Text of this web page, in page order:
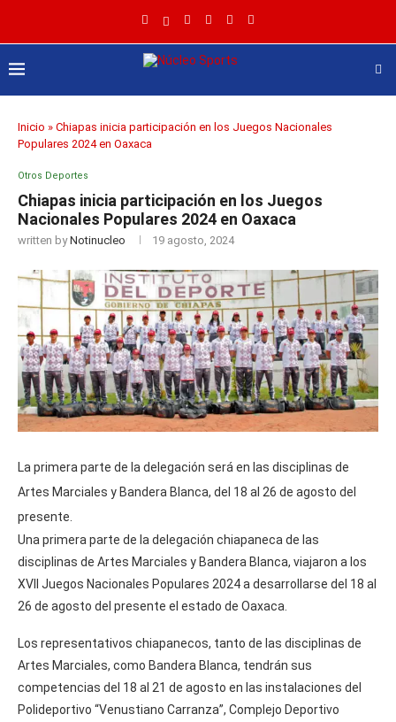
Inicio » Chiapas inicia participación en los Juegos Nacionales
Populares 2024 en Oaxaca
Otros Deportes
Chiapas inicia participación en los Juegos
Nacionales Populares 2024 en Oaxaca
written byNotinucleo 19 agosto, 2024
La primera parte de la delegación será en las disciplinas de
Artes Marciales y Bandera Blanca, del 18 al 26 de agosto del
presente.
Una primera parte de la delegación chiapaneca de las
disciplinas de Artes Marciales y Bandera Blanca, viajaron a los
XVII Juegos Nacionales Populares 2024 a desarrollarse del 18 al
26 de agosto del presente el estado de Oaxaca.
Los representativos chiapanecos, tanto de las disciplinas de
Artes Marciales, como Bandera Blanca, tendrán sus
competencias del 18 al 21 de agosto en las instalaciones del
Polideportivo “Venustiano Carranza”, Complejo Deportivo